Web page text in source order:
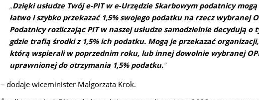
Dzięki usłudze Twój e-PIT w e-Urzędzie Skarbowym podatnicy mogą
łatwo i szybko przekazać 1,5% swojego podatku na rzecz wybranej
Podatnicy rozliczając PIT w naszej usłudze samodzielnie decydują o
gdzie trafią środki z 1,5% ich podatku. Mogą je przekazać organizacji,
którą wspierali w poprzednim roku, lub innej dowolnie wybranej
uprawnionej do otrzymania 1,5% podatku.
– dodaje wiceminister Małgorzata Krok.